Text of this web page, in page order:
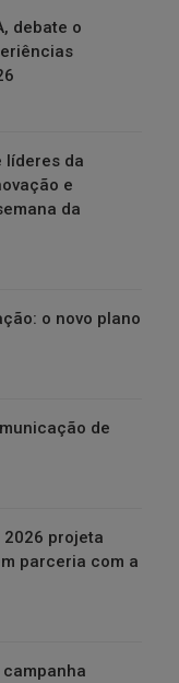
debate o
líderes da
e
da
o novo plano
de
2026 projeta
parceria com a
campanha